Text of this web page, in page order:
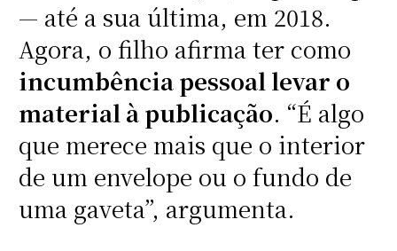
— até a sua última, em 2018.
Agora, o filho afirma ter como
incumbência pessoal levar o
material à publicação. “É algo
que merece mais que o interior
de um envelope ou o fundo de
uma gaveta”, argumenta.